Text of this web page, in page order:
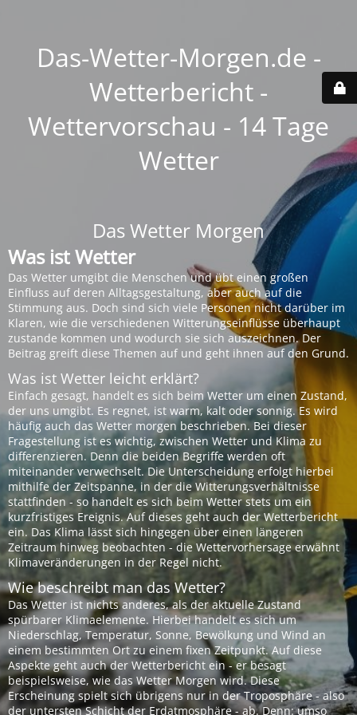
Das-Wetter-Morgen.de -
Wetterbericht -
Wettervorschau - 14 Tage
Wetter
Das Wetter Morgen
Was ist Wetter
Das Wetter umgibt die Menschen und übt einen großen
Einfluss auf deren Alltagsgestaltung, aber auch auf die
Stimmung aus. Doch sind sich viele Personen nicht darüber im
Klaren, wie die verschiedenen Witterungseinflüsse überhaupt
zustande kommen und wodurch sie sich auszeichnen. Der
Beitrag greift diese Themen auf und geht ihnen auf den Grund.
Was ist Wetter leicht erklärt?
Einfach gesagt, handelt es sich beim Wetter um einen Zustand,
der uns umgibt. Es regnet, ist warm, kalt oder sonnig. Es wird
häufig auch das Wetter morgen beschrieben. Bei dieser
Fragestellung ist es wichtig, zwischen Wetter und Klima zu
differenzieren. Denn die beiden Begriffe werden oft
miteinander verwechselt. Die Unterscheidung erfolgt hierbei
mithilfe der Zeitspanne, in der die Witterungsverhältnisse
stattfinden - so handelt es sich beim Wetter stets um ein
kurzfristiges Ereignis. Auf dieses geht auch der Wetterbericht
ein. Das Klima lässt sich hingegen über einen längeren
Zeitraum hinweg beobachten - die Wettervorhersage erwähnt
Klimaveränderungen in der Regel nicht.
Wie beschreibt man das Wetter?
Das Wetter ist nichts anderes, als der aktuelle Zustand
spürbarer Klimaelemente. Hierbei handelt es sich um
Niederschlag, Temperatur, Sonne, Bewölkung und Wind an
einem bestimmten Ort zu einem fixen Zeitpunkt. Auf diese
Aspekte geht auch der Wetterbericht ein - er besagt
beispielsweise, wie das Wetter Morgen wird. Diese
Erscheinung spielt sich übrigens nur in der Troposphäre - also
der untersten Schicht der Erdatmosphäre - ab. Denn: umso